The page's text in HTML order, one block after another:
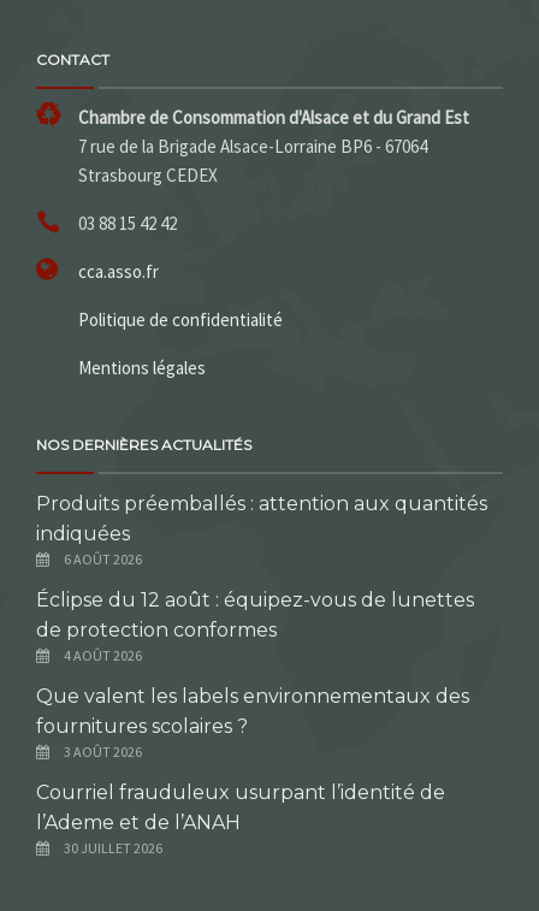
CONTACT
Chambre de Consommation d'Alsace et du Grand Est
7 rue de la Brigade Alsace-Lorraine BP6 - 67064
Strasbourg CEDEX
03 88 15 42 42
cca.asso.fr
Politique de confidentialité
Mentions légales
NOS DERNIÈRES ACTUALITÉS
Produits préemballés : attention aux quantités
indiquées
6 AOÛT 2026
Éclipse du 12 août : équipez-vous de lunettes
de protection conformes
4 AOÛT 2026
Que valent les labels environnementaux des
fournitures scolaires ?
3 AOÛT 2026
Courriel frauduleux usurpant l’identité de
l’Ademe et de l’ANAH
30 JUILLET 2026